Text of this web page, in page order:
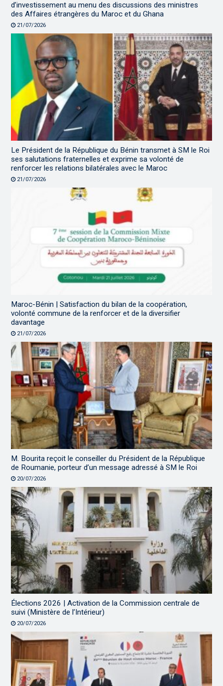
d’investissement au menu des discussions des ministres
des Affaires étrangères du Maroc et du Ghana
21/07/2026
Le Président de la République du Bénin transmet à SM le Roi
ses salutations fraternelles et exprime sa volonté de
renforcer les relations bilatérales avec le Maroc
21/07/2026
Maroc-Bénin | Satisfaction du bilan de la coopération,
volonté commune de la renforcer et de la diversifier
davantage
21/07/2026
M. Bourita reçoit le conseiller du Président de la République
de Roumanie, porteur d’un message adressé à SM le Roi
20/07/2026
Élections 2026 | Activation de la Commission centrale de
suivi (Ministère de l’Intérieur)
20/07/2026